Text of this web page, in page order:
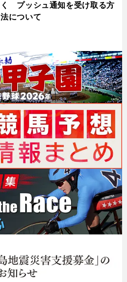
く プッシュ通知を受け取る方
法について